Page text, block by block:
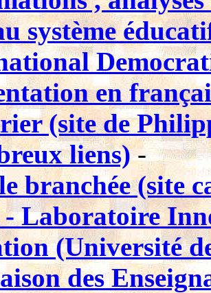
système
en
(site de
liens)-
branchée (site
Laboratoire
(Université
des